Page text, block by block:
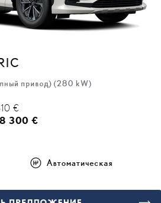
привод) (280 kW)
€
8 300 €
Автоматическая